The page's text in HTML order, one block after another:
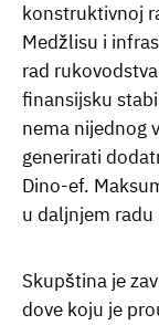
konstruktivnoj
Medžlisu i
rad
finansijsku
nema nijednog
generirati
Dino-ef.
u daljnjem radu
Skupština je
dove koju je